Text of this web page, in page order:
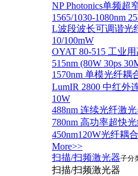
NP Photonics单频超
1565/1030-1080nm
L波段波长可调谐光
10/100mW
OYAT 80-515 工业
515nm (80W 30ps
1570nm 单模光纤耦
LumIR 2800 中红外
10W
488nm 连续光纤激
780nm 高功率超快
450nm120W光纤耦
More>>
扫描/扫频激光器子分
扫描/扫频激光器